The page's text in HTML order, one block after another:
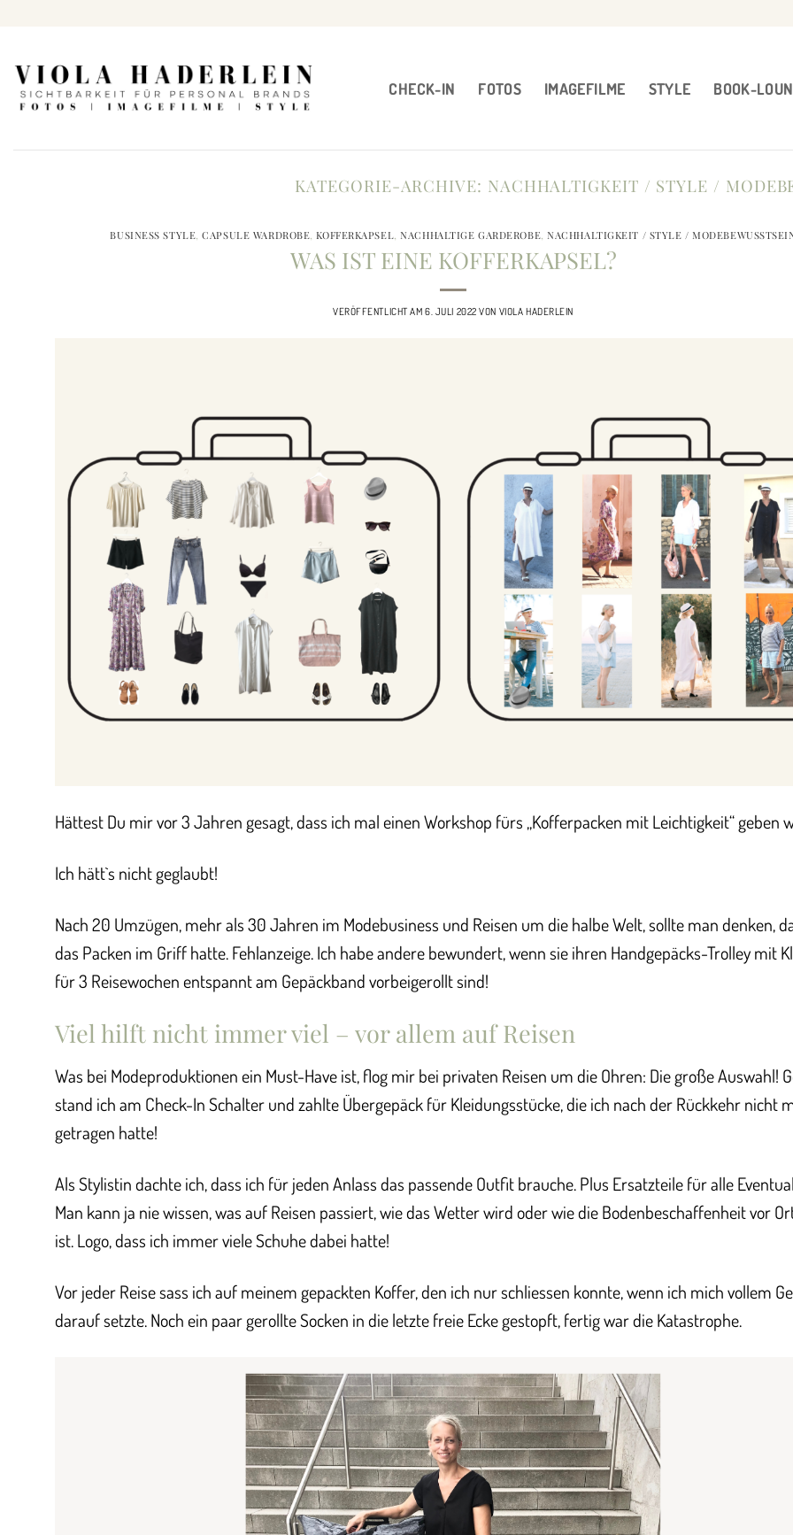
CHECK-IN FOTOS IMAGEFILME STYLE BOOK-
KATEGORIE-ARCHIVE: NACHHALTIGKEIT / STYLE /
BUSINESS STYLE,CAPSULE WARDROBE,KOFFERKAPSEL,NACHHALTIGE GARDEROBE,NACHHALTIGKEIT / STYLE /
WAS IST EINE KOFFERKAPSEL?
VERÖFFENTLICHT AM6. JULI 2022 VON VIOLA HADERLEIN
Hättest Du mir vor 3 Jahren gesagt, dass ich mal einen Workshop fürs „Kofferpacken mit Leichtigkeit“ geben
Ich hätt`s nicht geglaubt!
Nach 20 Umzügen, mehr als 30 Jahren im Modebusiness und Reisen um die halbe Welt, sollte man denken,
das Packen im Griff hatte. Fehlanzeige. Ich habe andere bewundert, wenn sie ihren Handgepäcks-Trolley mit
für 3 Reisewochen entspannt am Gepäckband vorbeigerollt sind!
Viel hilft nicht immer viel – vor allem auf Reisen
Was bei Modeproduktionen ein Must-Have ist, flog mir bei privaten Reisen um die Ohren: Die große Auswahl!
stand ich am Check-In Schalter und zahlte Übergepäck für Kleidungsstücke, die ich nach der Rückkehr nicht
getragen hatte!
Als Stylistin dachte ich, dass ich für jeden Anlass das passende Outfit brauche. Plus Ersatzteile für alle
Man kann ja nie wissen, was auf Reisen passiert, wie das Wetter wird oder wie die Bodenbeschaffenheit vor
ist. Logo, dass ich immer viele Schuhe dabei hatte!
Vor jeder Reise sass ich auf meinem gepackten Koffer, den ich nur schliessen konnte, wenn ich mich vollem
darauf setzte. Noch ein paar gerollte Socken in die letzte freie Ecke gestopft, fertig war die Katastrophe.